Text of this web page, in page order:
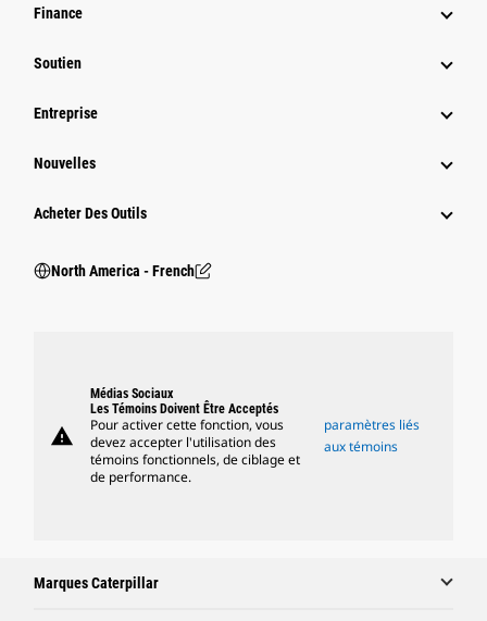
Finance
Soutien
Entreprise
Nouvelles
Acheter Des Outils
North America - French
warning
Médias Sociaux
Les Témoins Doivent Être Acceptés
Pour activer cette fonction, vous
devez accepter l'utilisation des
témoins fonctionnels, de ciblage et
de performance.
paramètres liés
aux témoins
Marques Caterpillar